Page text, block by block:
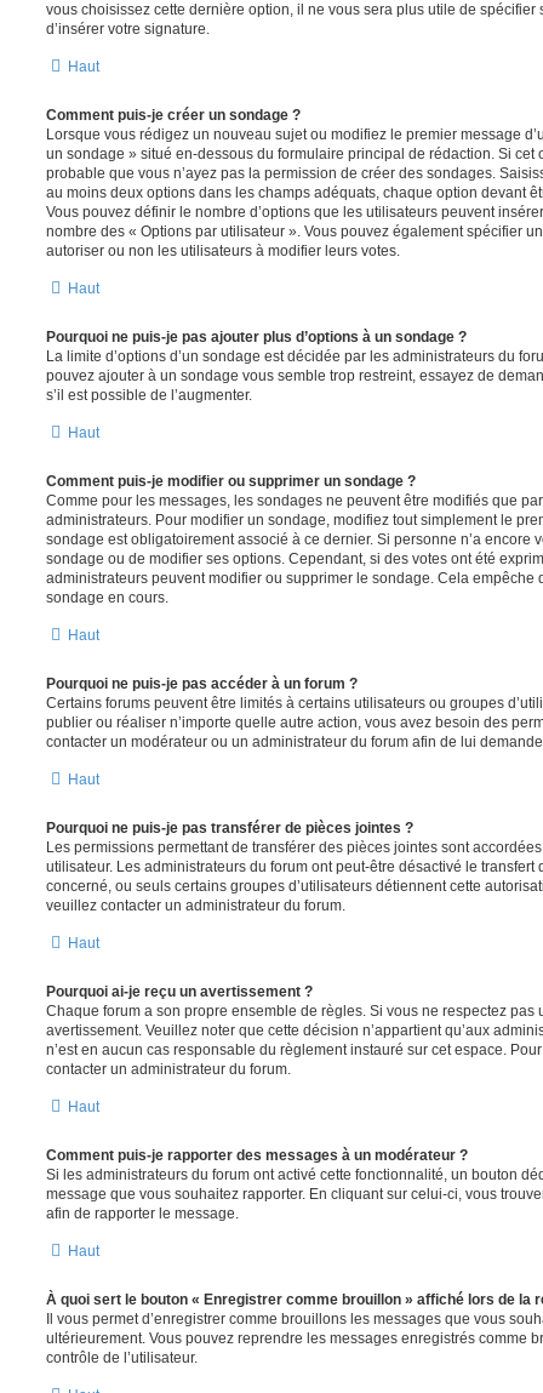
vous choisissez cette dernière option, il ne vous sera plus utile de
d’insérer votre signature.
Haut
Comment puis-je créer un sondage ?
Lorsque vous rédigez un nouveau sujet ou modifiez le premier message
un sondage » situé en-dessous du formulaire principal de rédaction. Si cet
probable que vous n’ayez pas la permission de créer des sondages.
au moins deux options dans les champs adéquats, chaque option devant
Vous pouvez définir le nombre d’options que les utilisateurs peuvent
nombre des « Options par utilisateur ». Vous pouvez également spécifier
autoriser ou non les utilisateurs à modifier leurs votes.
Haut
Pourquoi ne puis-je pas ajouter plus d’options à un sondage ?
La limite d’options d’un sondage est décidée par les administrateurs du
pouvez ajouter à un sondage vous semble trop restreint, essayez de
s’il est possible de l’augmenter.
Haut
Comment puis-je modifier ou supprimer un sondage ?
Comme pour les messages, les sondages ne peuvent être modifiés que
administrateurs. Pour modifier un sondage, modifiez tout simplement le
sondage est obligatoirement associé à ce dernier. Si personne n’a encore
sondage ou de modifier ses options. Cependant, si des votes ont été
administrateurs peuvent modifier ou supprimer le sondage. Cela empêche
sondage en cours.
Haut
Pourquoi ne puis-je pas accéder à un forum ?
Certains forums peuvent être limités à certains utilisateurs ou groupes
publier ou réaliser n’importe quelle autre action, vous avez besoin des
contacter un modérateur ou un administrateur du forum afin de lui
Haut
Pourquoi ne puis-je pas transférer de pièces jointes ?
Les permissions permettant de transférer des pièces jointes sont
utilisateur. Les administrateurs du forum ont peut-être désactivé le
concerné, ou seuls certains groupes d’utilisateurs détiennent cette
veuillez contacter un administrateur du forum.
Haut
Pourquoi ai-je reçu un avertissement ?
Chaque forum a son propre ensemble de règles. Si vous ne respectez pas
avertissement. Veuillez noter que cette décision n’appartient qu’aux
n’est en aucun cas responsable du règlement instauré sur cet espace.
contacter un administrateur du forum.
Haut
Comment puis-je rapporter des messages à un modérateur ?
Si les administrateurs du forum ont activé cette fonctionnalité, un bouton
message que vous souhaitez rapporter. En cliquant sur celui-ci, vous
afin de rapporter le message.
Haut
À quoi sert le bouton « Enregistrer comme brouillon » affiché lors de la
Il vous permet d’enregistrer comme brouillons les messages que vous
ultérieurement. Vous pouvez reprendre les messages enregistrés comme
contrôle de l’utilisateur.